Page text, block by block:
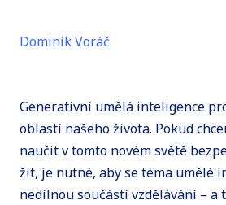
Dominik Voráč
Generativní umělá inteligence
oblastí našeho života. Pokud
naučit v tomto novém světě
žít, je nutné, aby se téma umělé
nedílnou součástí vzdělávání – a